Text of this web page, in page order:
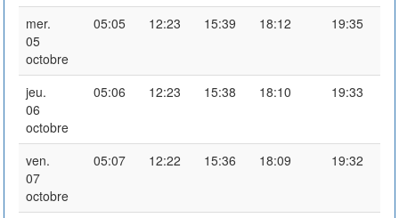
mer.
05
octobre
05:05 12:23 15:39 18:12 19:35
jeu.
06
octobre
05:06 12:23 15:38 18:10 19:33
ven.
07
octobre
05:07 12:22 15:36 18:09 19:32